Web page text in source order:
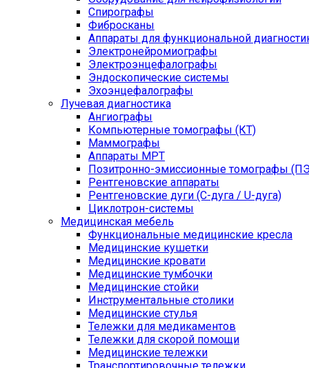
Спирографы
Фибросканы
Аппараты для функциональной
Электронейромиографы
Электроэнцефалографы
Эндоскопические системы
Эхоэнцефалографы
Лучевая диагностика
Ангиографы
Компьютерные томографы (КТ)
Маммографы
Аппараты МРТ
Позитронно-эмиссионные томографы
Рентгеновские аппараты
Рентгеновские дуги (С-дуга / U-дуга)
Циклотрон-системы
Медицинская мебель
Функциональные медицинские кресла
Медицинские кушетки
Медицинские кровати
Медицинские тумбочки
Медицинские стойки
Инструментальные столики
Медицинские стулья
Тележки для медикаментов
Тележки для скорой помощи
Медицинские тележки